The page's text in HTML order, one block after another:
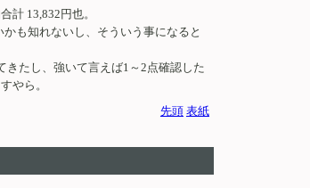
計 13,832円也。
も知れないし、そういう事になると
きたし、強いて言えば1～2点確認した
やら。
先頭 表紙